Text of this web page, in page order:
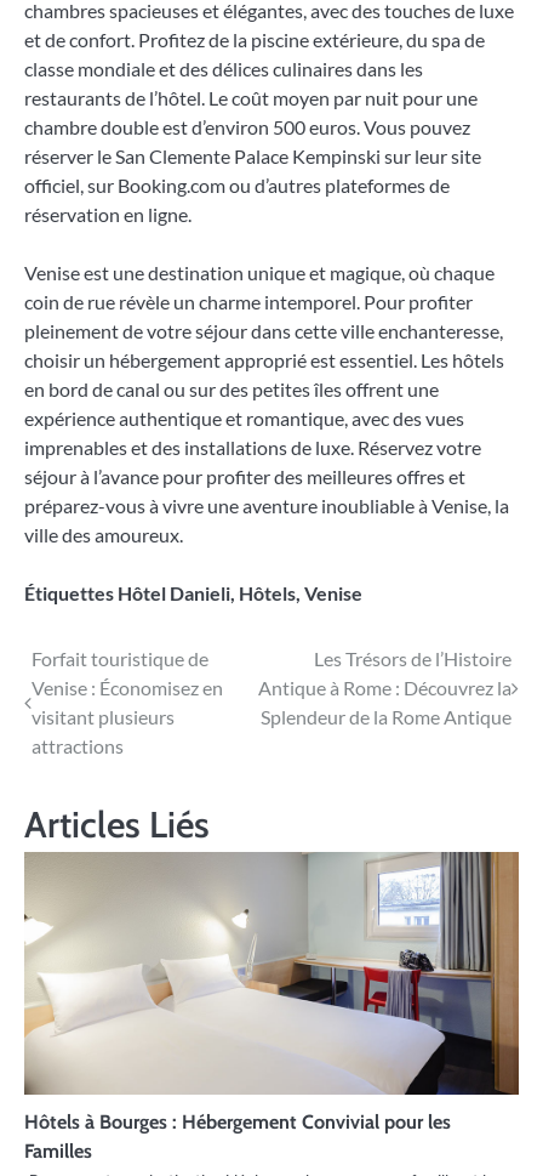
chambres spacieuses et élégantes, avec des touches de luxe
et de confort. Profitez de la piscine extérieure, du spa de
classe mondiale et des délices culinaires dans les
restaurants de l’hôtel. Le coût moyen par nuit pour une
chambre double est d’environ 500 euros. Vous pouvez
réserver le San Clemente Palace Kempinski sur leur site
officiel, sur Booking.com ou d’autres plateformes de
réservation en ligne.
Venise est une destination unique et magique, où chaque
coin de rue révèle un charme intemporel. Pour profiter
pleinement de votre séjour dans cette ville enchanteresse,
choisir un hébergement approprié est essentiel. Les hôtels
en bord de canal ou sur des petites îles offrent une
expérience authentique et romantique, avec des vues
imprenables et des installations de luxe. Réservez votre
séjour à l’avance pour profiter des meilleures offres et
préparez-vous à vivre une aventure inoubliable à Venise, la
ville des amoureux.
Étiquettes Hôtel Danieli Hôtels Venise
Navigation
de
l’article
Forfait touristique de
Venise : Économisez en
visitant plusieurs
attractions
Les Trésors de l’Histoire
Antique à Rome : Découvrez la
Splendeur de la Rome Antique
Articles Liés
Hôtels à Bourges : Hébergement Convivial pour les
Familles